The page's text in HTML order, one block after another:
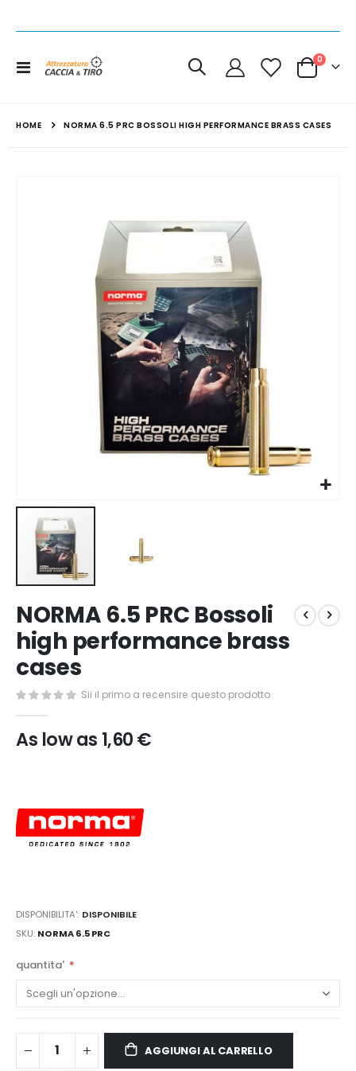
Toggle
Cart
0
HOME NORMA 6.5 PRC BOSSOLI HIGH PERFORMANCE BRASS CASES
all'inizio
della
galleria
di
immagini
NORMA 6.5 PRC Bossoli
high performance brass
cases
Sii il primo a recensire questo prodotto
As low as 1,60 €
DISPONIBILITA': DISPONIBILE
SKU NORMA 6.5 PRC
quantita'
AGGIUNGI AL CARRELLO